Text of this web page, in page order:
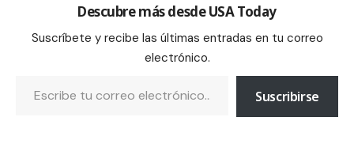
Descubre más desde USA Today
Suscríbete y recibe las últimas entradas en tu correo
electrónico.
Suscribirse